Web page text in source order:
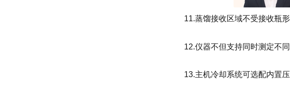
11.蒸馏接收区域不受接收瓶
12.仪器不但支持同时测定不
13.主机冷却系统可选配内置